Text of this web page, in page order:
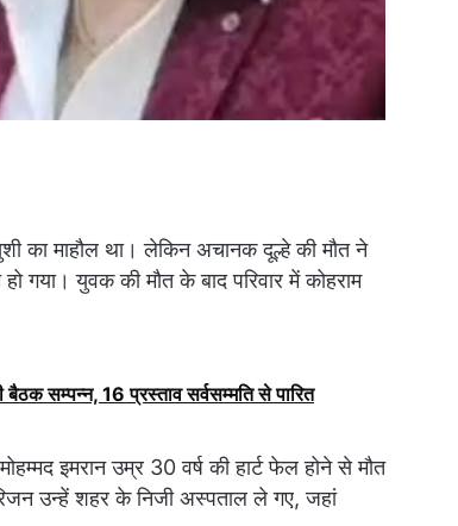
का माहौल था। लेकिन अचानक दूल्हे की मौत ने
गया। युवक की मौत के बाद परिवार में कोहराम
बैठक सम्पन्न, 16 प्रस्ताव सर्वसम्मति से पारित
इमरान उम्र 30 वर्ष की हार्ट फेल होने से मौत
उन्हें शहर के निजी अस्पताल ले गए, जहां